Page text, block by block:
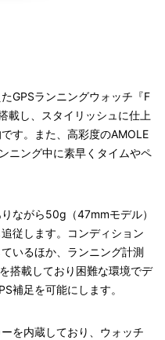
GPSランニングウォッチ『F
載し、スタイリッシュに仕上
す。また、高彩度のAMOLE
ニング中に素早くタイムやペ
ながら50g（47mmモデル）
従します。コンディション
いるほか、ランニング計測
搭載しており困難な環境でデ
補足を可能にします。
を内蔵しており、ウォッチ